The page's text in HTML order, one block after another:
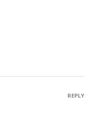
REPLY